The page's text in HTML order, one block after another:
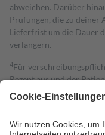
abweichen. Darüber
Prüfungen, die zu
Lieferfrist um die Dauer
verlängern.
4Für
Rezept aus und der
gesetzliche
Kosten dafür, der
Grundsätzlich leisten